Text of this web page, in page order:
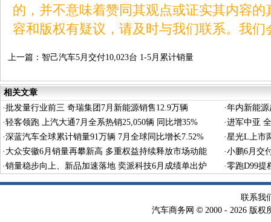
的，并不意味着赞同其观点或证实其内容
容和版权有疑议，请及时与我们联系。我
上一篇： 智己汽车5月交付10,023台 1-5月累计销量
相关文章
·批发量行业前三 奇瑞集团7月新能源销售12.9万辆 ·年内新能源
·轻客领跑 上汽大通7月全系热销25,050辆 同比增35% ·进军中亚
·深蓝汽车全球累计销量91万辆 7月全球同比增长7.52% ·星光L上市
· 大众安徽6月销量再攀新高 多重权益持续释放市场动能 ·小鹏6月交
秀
·销量稳步向上、新品加速落地 奕派科技6月成绩单出炉 ·零跑D99提
联系我
汽车商务网 © 2000 - 2026 版权